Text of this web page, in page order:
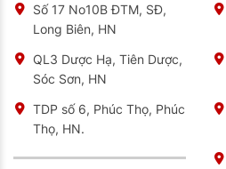
Số 17 No10B ĐTM, SĐ,
Long Biên, HN
QL3 Dược Hạ, Tiên Dược,
Sóc Sơn, HN
TDP số 6, Phúc Thọ, Phúc
Thọ, HN.